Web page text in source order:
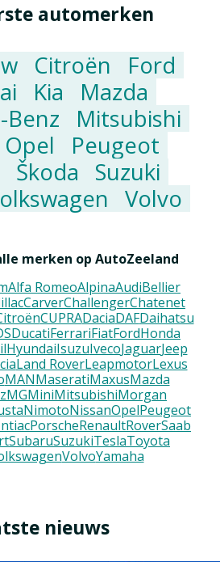
automerken
Citroën
Ford
Kia
Mazda
Benz
Mitsubishi
Opel
Peugeot
Škoda
Suzuki
Volvo
merken op AutoZeeland
Alfa RomeoAlpinaAudiBellier
CarverChallengerChatenet
CUPRADaciaDAFDaihatsu
DucatiFerrariFiatFordHonda
HyundaiIsuzuIvecoJaguarJeep
Land RoverLeapmotorLexus
MANMaseratiMaxusMazda
MGMiniMitsubishiMorgan
NimotoNissanOpelPeugeot
PorscheRenaultRoverSaab
SubaruSuzukiTeslaToyota
VolvoYamaha
nieuws